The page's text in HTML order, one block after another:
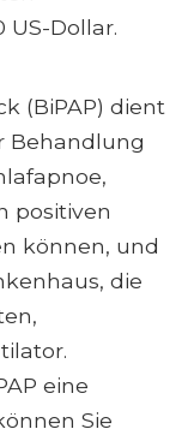
Dollar.
(BiPAP) dient
Behandlung
positiven
können, und
die
eine
Sie